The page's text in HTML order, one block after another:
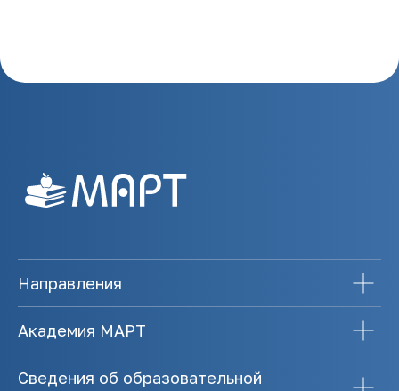
Направления
Академия МАРТ
Сведения об образовательной